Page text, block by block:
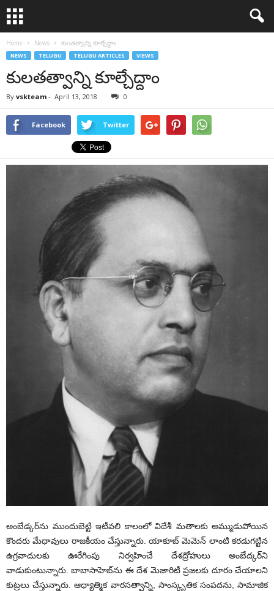
Home News కులతత్వాన్ని కూల్చేద్దాం
NEWS TELUGU TELUGU ARTICLES VIEWS
కులతత్వాన్ని కూల్చేద్దాం
By vskteam - April 13, 2018 0
Facebook Twitter
అంబేడ్కర్‌ను ముందుబెట్టి ఇటీవలి కాలంలో విదేశీ మతాలకు అమ్ముడుపోయిన
కొందరు మేధావులు రాజకీయం చేస్తున్నారు. యాకూబ్ మెమెన్ లాంటి కరడుగట్టిన
ఉగ్రవాదులకు ఊరేగింపు నిర్వహించే దేశద్రోహులు అంబేద్కర్‌ని
వాడుకుంటున్నారు. బాబాసాహెబ్‌ను ఈ దేశ మెజారిటీ ప్రజలకు దూరం చేయాలని
కుట్రలు చేస్తున్నారు. ఆధ్యాత్మిక వారసత్వాన్ని, సాంస్కృతిక సంపదను, సామాజిక